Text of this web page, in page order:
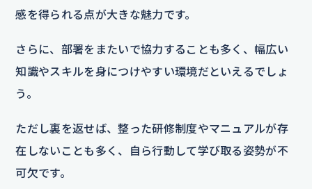
感を得られる点が大きな魅力です。
さらに、部署をまたいで協力することも多く、幅広い
知識やスキルを身につけやすい環境だといえるでしょ
う。
ただし裏を返せば、整った研修制度やマニュアルが存
在しないことも多く、自ら行動して学び取る姿勢が不
可欠です。